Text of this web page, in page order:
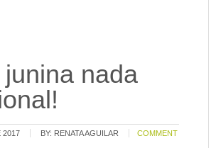
junina nada
2017 BY: RENATA AGUILAR COMMENT